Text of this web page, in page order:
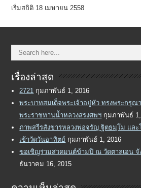
เริ่มสถิติ 18 เมษายน 2558
เรื่องล่าสุด
2721 กุมภาพันธ์ 1, 2016
พระบาทสมเด็จพระเจ้าอยู่หัว ทรงพระกรุณ
พระราชทานน้ำหลวงสรงศพฯ กุมภาพันธ์ 1,
ภาพสรีรสังขารหลวงพ่อจรัญ ฐิตธมฺโม และ
เข้าวัดวันอาทิตย์ กุมภาพันธ์ 1, 2016
ขอเชิญร่วมสวดมนต์ข้ามปี ณ วัดตาลเอน จั
ธันวาคม 16, 2015